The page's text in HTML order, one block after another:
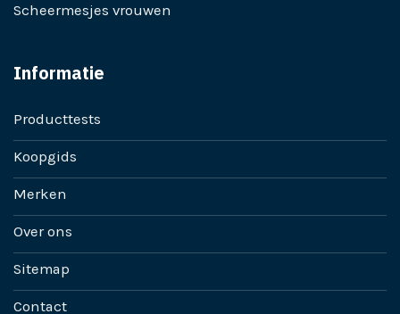
Scheermesjes vrouwen
Informatie
Producttests
Koopgids
Merken
Over ons
Sitemap
Contact